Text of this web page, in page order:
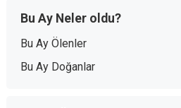
Bu Ay Neler oldu?
Bu Ay Ölenler
Bu Ay Doğanlar